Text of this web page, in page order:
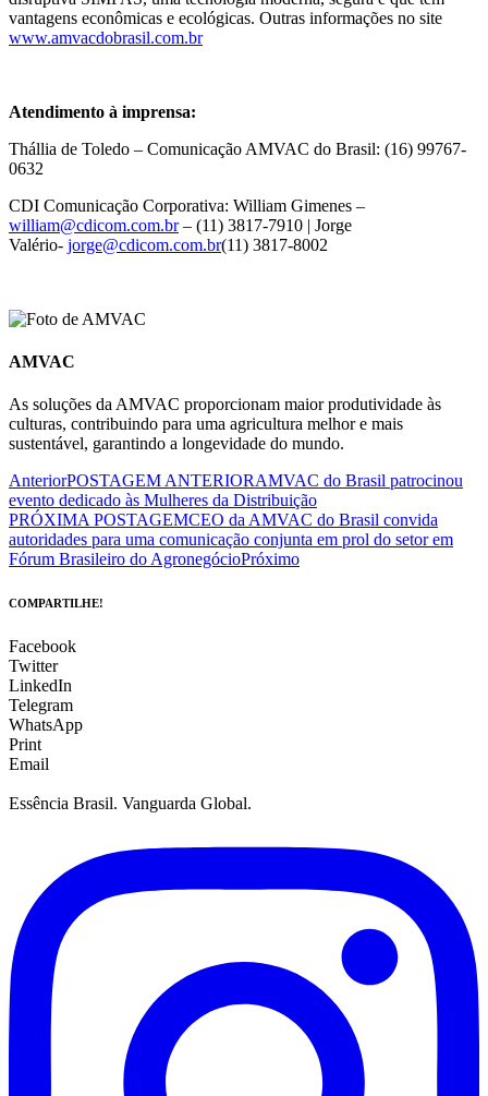
vantagens econômicas e ecológicas. Outras informações no site
www.amvacdobrasil.com.br
Atendimento à imprensa:
Thállia de Toledo – Comunicação AMVAC do Brasil: (16) 99767-
0632
CDI Comunicação Corporativa: William Gimenes –
william@cdicom.com.br– (11) 3817-7910 | Jorge
Valério- jorge@cdicom.com.br(11) 3817-8002
AMVAC
As soluções da AMVAC proporcionam maior produtividade às
culturas, contribuindo para uma agricultura melhor e mais
sustentável, garantindo a longevidade do mundo.
AnteriorPOSTAGEM ANTERIORAMVAC do Brasil patrocinou
evento dedicado às Mulheres da Distribuição
PRÓXIMA POSTAGEMCEO da AMVAC do Brasil convida
autoridades para uma comunicação conjunta em prol do setor em
Fórum Brasileiro do AgronegócioPróximo
COMPARTILHE!
Facebook
Twitter
LinkedIn
Telegram
WhatsApp
Print
Email
Essência Brasil. Vanguarda Global.